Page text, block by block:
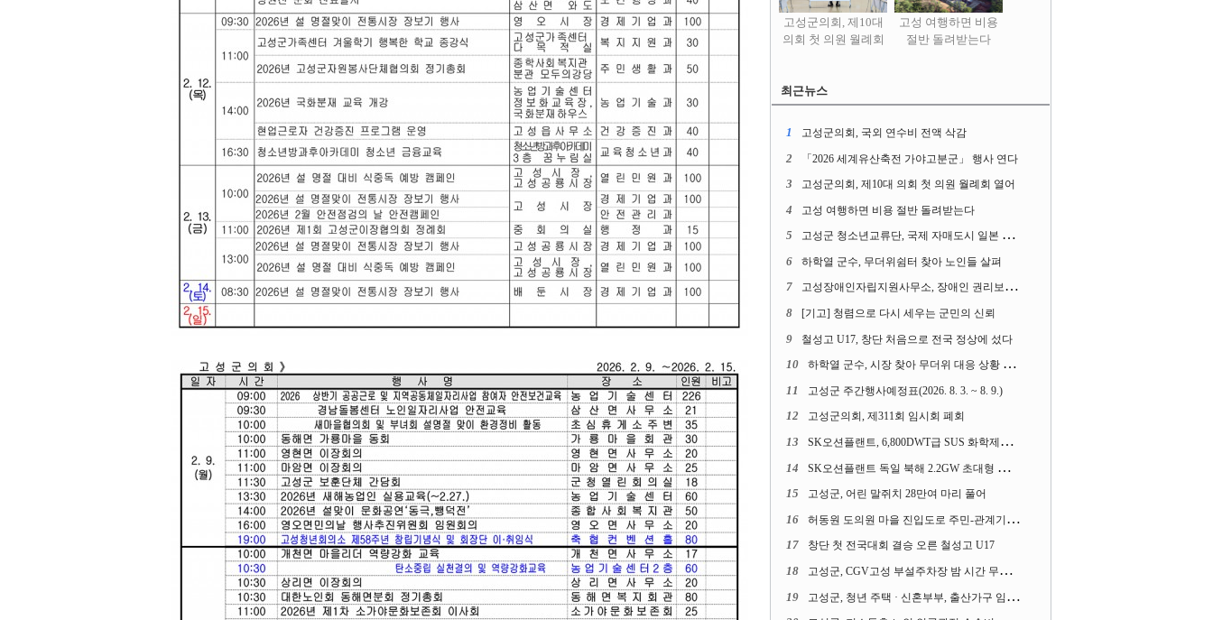
고성군의회, 제10대
의회 첫 의원 월례회
고성 여행하면 비용
절반 돌려받는다
최근뉴스
1 고성군의회, 국외 연수비 전액 삭감
2 「2026 세계유산축전 가야고분군」 행사 연다
3 고성군의회, 제10대 의회 첫 의원 월례회 열어
4 고성 여행하면 비용 절반 돌려받는다
5 고성군 청소년교류단, 국제 자매도시 일본 가사오카시 찾아
6 하학열 군수, 무더위쉼터 찾아 노인들 살펴
7 고성장애인자립지원사무소, 장애인 권리보장 촉구 1인 시위 벌여
8 [기고] 청렴으로 다시 세우는 군민의 신뢰
9 철성고 U17, 창단 처음으로 전국 정상에 섰다
10 하학열 군수, 시장 찾아 무더위 대응 상황 살펴
11 고성군 주간행사예정표(2026. 8. 3. ~ 8. 9.)
12 고성군의회, 제311회 임시회 폐회
13 SK오션플랜트, 6,800DWT급 SUS 화학제품운반선 2척 수주
14 SK오션플랜트 독일 북해 2.2GW 초대형 해상변전소 하부구조물 수주
15 고성군, 어린 말쥐치 28만여 마리 풀어
16 허동원 도의원 마을 진입도로 주민-관계기관과 함께 간담회 열어
17 창단 첫 전국대회 결승 오른 철성고 U17
18 고성군, CGV고성 부설주차장 밤 시간 무료 개방한다
19 고성군, 청년 주택 · 신혼부부, 출산가구 임차보증금 대출이자 지원사업 시행